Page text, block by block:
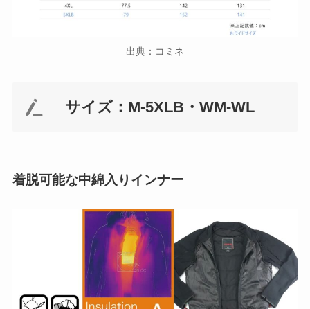
出典：コミネ
サイズ：M-5XLB・WM-WL
着脱可能な中綿入りインナー